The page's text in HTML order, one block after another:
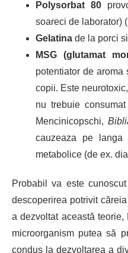
Polysorbat 80
soareci de laborator)
Gelatina de la porci
MSG (glutamat
potentiator de
copii. Este
nu trebuie
Mencinicopschi,
cauzeaza pe langa
metabolice (de ex.
Probabil va este
descoperirea potrivit
a dezvoltat această
microorganism putea să
condus la dezvoltarea a